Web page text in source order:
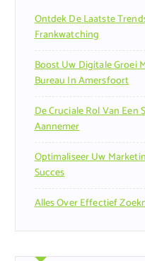
Ontdek De Laatste
Frankwatching
Boost Uw Digitale Groei
Bureau In Amersfoort
De Cruciale Rol Van Een
Aannemer
Optimaliseer Uw
Succes
Alles Over Effectief